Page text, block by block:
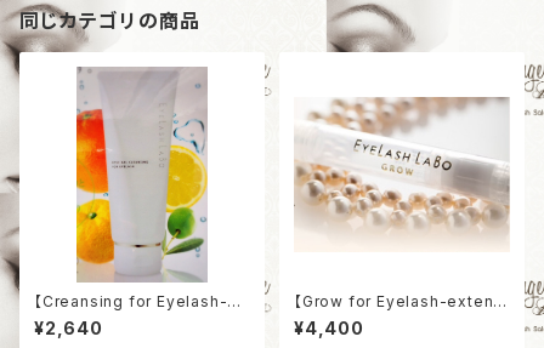
同じカテゴリの商品
【Creansing for Eyelash-ex
tensions】まつげエクステ専用
クレンジング
¥2,640
【Grow for Eyelash-extensi
ons】まつげエクステ専用美容
液
¥4,400